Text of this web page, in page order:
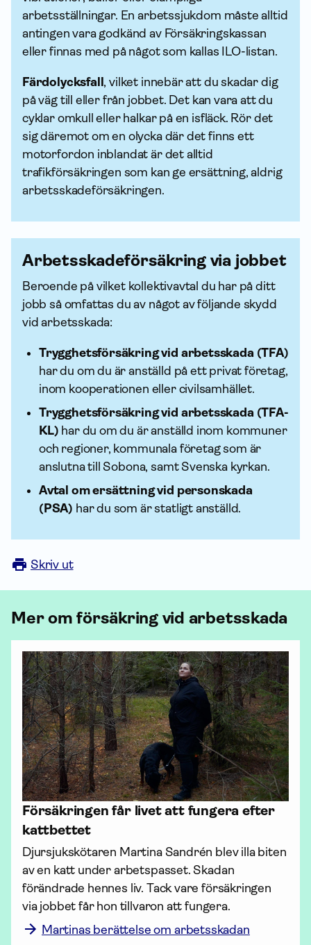
arbetsställningar. En arbets­sjuk­dom måste alltid
antingen vara godkänd av Försäkrings­kassan
eller finnas med på något som kallas ILO-listan.
Färdolycksfall, vilket innebär att du skadar dig
på väg till eller från jobbet. Det kan vara att du
cyklar omkull eller halkar på en isfläck. Rör det
sig däremot om en olycka där det finns ett
motorfordon inblandat är det alltid
trafikförsäkringen som kan ge ersättning, aldrig
arbets­skade­försäkringen.
Arbets­skade­försäkring via jobbet
Beroende på vilket kollektiv­avtal du har på ditt
jobb så omfattas du av något av följande skydd
vid arbetsskada:
Trygghets­försäkring vid arbetsskada (TFA)
har du om du är anställd på ett privat företag,
inom kooperationen eller civilsamhället.
Trygghets­försäkring vid arbetsskada (TFA-
KL) har du om du är anställd inom kommuner
och regioner, kommunala företag som är
anslutna till Sobona, samt Svenska kyrkan.
Avtal om ersättning vid personskada
(PSA) har du som är statligt anställd.
Skriv ut
Mer om för­säkring vid arbetsskada
Försäkringen får livet att fungera efter
kattbettet
Djursjukskötaren Martina Sandrén blev illa biten
av en katt under arbetspasset. Skadan
förändrade hennes liv. Tack vare försäkringen
via jobbet får hon tillvaron att fungera.
Martinas berättelse om arbetsskadan